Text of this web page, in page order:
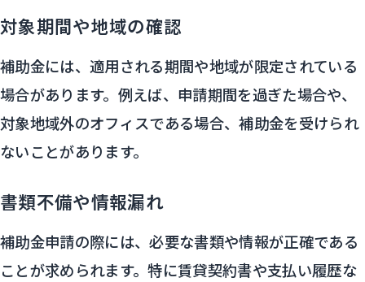
対象期間や地域の確認
補助金には、適用される期間や地域が限定されている
場合があります。例えば、申請期間を過ぎた場合や、
対象地域外のオフィスである場合、補助金を受けられ
ないことがあります。
書類不備や情報漏れ
補助金申請の際には、必要な書類や情報が正確である
ことが求められます。特に賃貸契約書や支払い履歴な